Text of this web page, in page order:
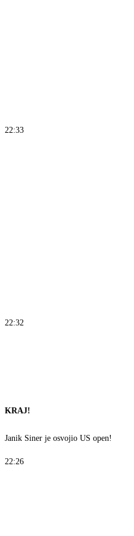
22:33
22:32
KRAJ!
Janik Siner je osvojio US open!
22:26